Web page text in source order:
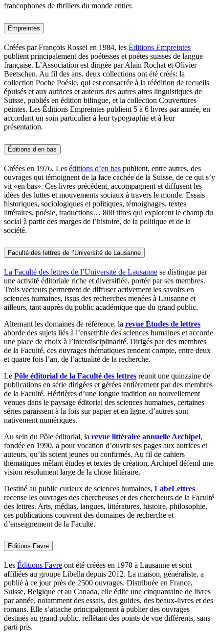
francophones de thrillers du monde entier.
Empreintes
Créées par François Rossel en 1984, les Éditions Empreintes
publient principalement des poétesses et poètes suisses de langue
française. L’Association est dirigée par Alain Rochat et Olivier
Beetschen. Au fil des ans, deux collections ont été créés: la
collection Poche Poésie, qui est consacrée à la réédition de recueils
épuisés et aux autrices et auteurs des autres aires linguistiques de
Suisse, publiés en édition bilingue, et la collection Couvertures
peintes. Les Éditions Empreintes publient 5 à 6 livres par année, en
accordant un soin particulier à leur typographie et à leur
présentation.
Éditions d’en bas
Créées en 1976, Les éditions d’en bas publient, entre autres, des
ouvrages qui témoignent de la face cachée de la Suisse, de ce qui s’y
vit «en bas». Ces livres précèdent, accompagnent et diffusent les
idées des luttes et mouvements sociaux à travers le monde. Essais
historiques, sociologiques et politiques, témoignages, textes
littéraires, poésie, traductions… 800 titres qui explorent le champ du
social à partir des marges de l’histoire, de la politique et de la
société.
Faculté des lettres de l’Université de Lausanne
La Faculté des lettres de l’Université de Lausanne se distingue par
une activité éditoriale riche et diversifiée, portée par ses membres.
Trois vecteurs permettent de diffuser activement les savoirs en
sciences humaines, issus des recherches menées à Lausanne et
ailleurs, tant auprès du public académique que du grand public.
Alternant les domaines de référence, la revue Études de lettres
aborde des sujets liés à l’ensemble des sciences humaines et accorde
une place de choix à l’interdisciplinarité. Dirigés par des membres
de la Faculté, ces ouvrages thématiques rendent compte, entre deux
et quatre fois l’an, de l’actualité de la recherche.
Le Pôle éditorial de la Faculté des lettres réunit une quinzaine de
publications en série dirigées et gérées entièrement par des membres
de la Faculté. Héritières d’une longue tradition ou nouvellement
venues dans le paysage éditorial des sciences humaines, certaines
séries paraissent à la fois sur papier et en ligne, d’autres sont
nativement numériques.
Au sein du Pôle éditorial, la revue littéraire annuelle Archipel,
fondée en 1990, a pour vocation d’ouvrir ses pages aux autrices et
auteurs, qu’ils soient jeunes ou confirmés. Au fil de cahiers
thématiques mêlant études et textes de création, Archipel défend une
vision résolument large de la chose littéraire.
Destiné au public curieux de sciences humaines, LabeLettres
recense les ouvrages des chercheuses et des chercheurs de la Faculté
des lettres. Arts, médias, langues, littératures, histoire, philosophie,
ces publications couvrent des domaines de recherche et
d’enseignement de la Faculté.
Éditions Favre
Les Éditions Favre ont été créées en 1970 à Lausanne et sont
affiliées au groupe Libella depuis 2012. La maison, généraliste, a
publié à ce jour près de 2500 ouvrages. Distribuée en France,
Suisse, Belgique et au Canada, elle édite une cinquantaine de livres
par année, notamment des essais, des guides, des beaux-livres et des
romans. Elle s’attache principalement à publier des ouvrages
destinés au grand public, reflétant des points de vue différents, sans
parti pris.